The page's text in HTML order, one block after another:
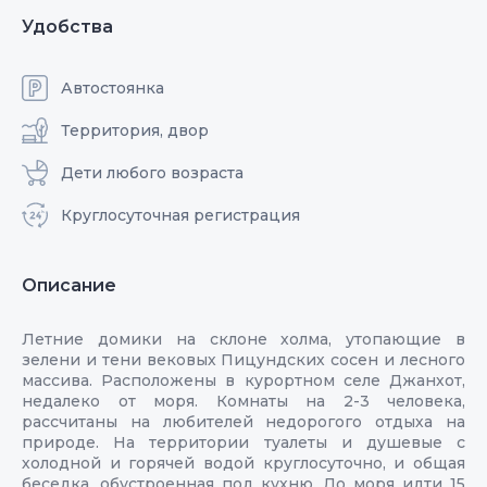
Удобства
Автостоянка
Территория, двор
Дети любого возраста
Круглосуточная регистрация
Описание
Летние домики на склоне холма, утопающие в
зелени и тени вековых Пицундских сосен и лесного
массива. Расположены в курортном селе Джанхот,
недалеко от моря. Комнаты на 2-3 человека,
рассчитаны на любителей недорогого отдыха на
природе. На территории туалеты и душевые с
холодной и горячей водой круглосуточно, и общая